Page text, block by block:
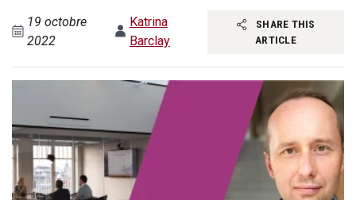
19 octobre
2022
Katrina
Barclay
SHARE THIS
ARTICLE